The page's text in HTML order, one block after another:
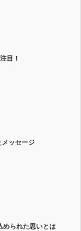
目！
ッセージ
られた思いとは